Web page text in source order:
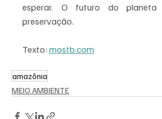
esperar. O futuro do planeta
preservação.
Texto: mostb.com
amazônia
MEIO AMBIENTE